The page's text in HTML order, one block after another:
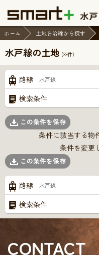
ホーム 土地を沿線から探す
水戸線の土地 (33件)
路線 水戸線
検索条件
この条件を保存
条件に該当する物
条件を変更
この条件を保存
路線 水戸線
検索条件
CONTACT